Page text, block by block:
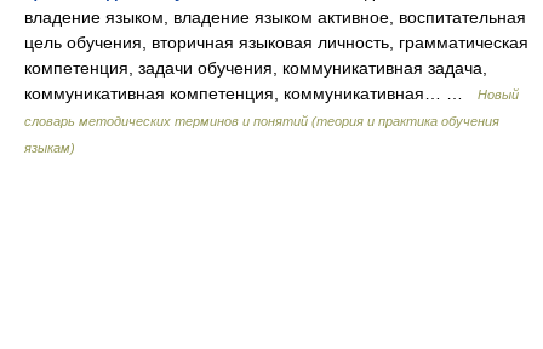
владение языком, владение языком активное, воспитательная
цель обучения, вторичная языковая личность, грамматическая
компетенция, задачи обучения, коммуникативная задача,
коммуникативная компетенция, коммуникативная… …
Новый
словарь методических терминов и понятий (теория и практика обучения
языкам)